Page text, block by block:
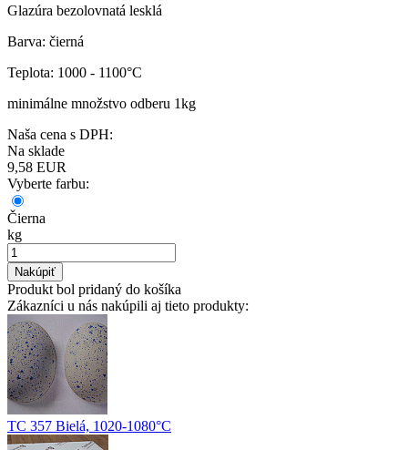
Glazúra bezolovnatá lesklá
Barva: čierná
Teplota: 1000 - 1100°C
minimálne množstvo odberu 1kg
Naša cena s DPH:
Na sklade
9,58 EUR
Vyberte farbu:
Čierna
kg
Nakúpiť
Produkt bol pridaný do košíka
Zákazníci u nás nakúpili aj tieto produkty:
TC 357 Bielá, 1020-1080°C